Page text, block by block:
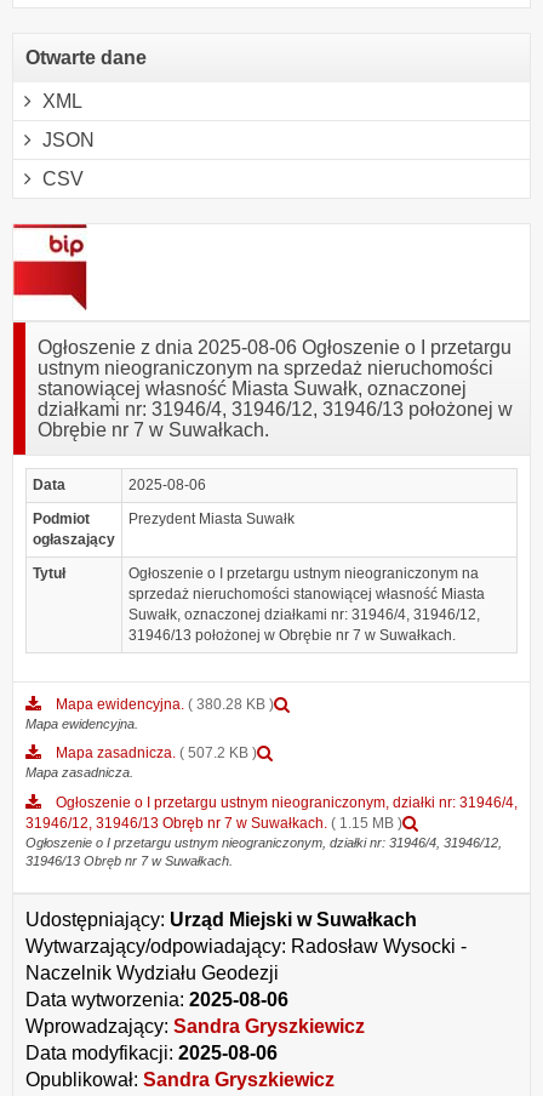
Otwarte dane
XML
JSON
CSV
Ogłoszenie z dnia 2025-08-06 Ogłoszenie o I przetargu
ustnym nieograniczonym na sprzedaż nieruchomości
stanowiącej własność Miasta Suwałk, oznaczonej
działkami nr: 31946/4, 31946/12, 31946/13 położonej w
Obrębie nr 7 w Suwałkach.
Data
2025-08-06
Podmiot
ogłaszający
Prezydent Miasta Suwałk
Tytuł
Ogłoszenie o I przetargu ustnym nieograniczonym na
sprzedaż nieruchomości stanowiącej własność Miasta
Suwałk, oznaczonej działkami nr: 31946/4, 31946/12,
31946/13 położonej w Obrębie nr 7 w Suwałkach.
Mapa ewidencyjna. ( 380.28 KB )
Mapa ewidencyjna.
Mapa zasadnicza. ( 507.2 KB )
zasadnicza.
Mapa zasadnicza.
Ogłoszenie o I przetargu ustnym nieograniczonym, działki nr: 31946/4,
31946/12, 31946/13 Obręb nr 7 w Suwałkach. ( 1.15 MB )
załącznika
ustnym
Ogłoszenie o I przetargu ustnym nieograniczonym, działki nr: 31946/4, 31946/12,
31946/13 Obręb nr 7 w Suwałkach.
Udostępniający: Urząd Miejski w Suwałkach
Wytwarzający/odpowiadający: Radosław Wysocki -
Naczelnik Wydziału Geodezji
Data wytworzenia: 2025-08-06
Wprowadzający: Sandra Gryszkiewicz
Data modyfikacji: 2025-08-06
Opublikował: Sandra Gryszkiewicz